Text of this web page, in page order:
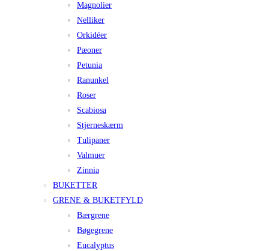
Magnolier
Nelliker
Orkidéer
Pæoner
Petunia
Ranunkel
Roser
Scabiosa
Stjerneskærm
Tulipaner
Valmuer
Zinnia
BUKETTER
GRENE & BUKETFYLD
Bærgrene
Bøgegrene
Eucalyptus